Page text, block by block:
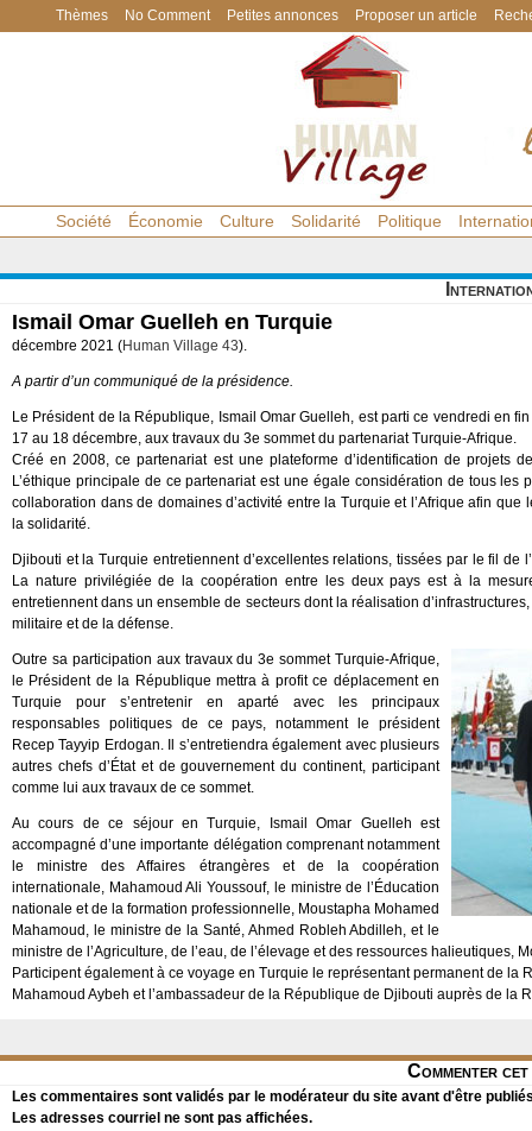
Thèmes No Comment Petites annonces Proposer un article
Société Économie Culture Solidarité Politique
Ismail Omar Guelleh en Turquie
décembre 2021 (Human Village 43).
A partir d’un communiqué de la présidence.
Le Président de la République, Ismail Omar Guelleh, est parti ce vendredi en
17 au 18 décembre, aux travaux du 3e sommet du partenariat Turquie-Afrique.
Créé en 2008, ce partenariat est une plateforme d’identification de projets
L’éthique principale de ce partenariat est une égale considération de tous
collaboration dans de domaines d’activité entre la Turquie et l’Afrique afin
la solidarité.
Djibouti et la Turquie entretiennent d’excellentes relations, tissées par le fil
La nature privilégiée de la coopération entre les deux pays est à la
entretiennent dans un ensemble de secteurs dont la réalisation
militaire et de la défense.
Outre sa participation aux travaux du 3e sommet Turquie-Afrique,
le Président de la République mettra à profit ce déplacement en
Turquie pour s’entretenir en aparté avec les principaux
responsables politiques de ce pays, notamment le président
Recep Tayyip Erdogan. Il s’entretiendra également avec plusieurs
autres chefs d’État et de gouvernement du continent, participant
comme lui aux travaux de ce sommet.
Au cours de ce séjour en Turquie, Ismail Omar Guelleh est
accompagné d’une importante délégation comprenant notamment
le ministre des Affaires étrangères et de la coopération
internationale, Mahamoud Ali Youssouf, le ministre de l’Éducation
nationale et de la formation professionnelle, Moustapha Mohamed
Mahamoud, le ministre de la Santé, Ahmed Robleh Abdilleh, et le
ministre de l’Agriculture, de l’eau, de l’élevage et des ressources halieutiques,
Participent également à ce voyage en Turquie le représentant permanent de la
Mahamoud Aybeh et l’ambassadeur de la République de Djibouti auprès de la
Commenter
Les commentaires sont validés par le modérateur du site avant d'être
Les adresses courriel ne sont pas affichées.